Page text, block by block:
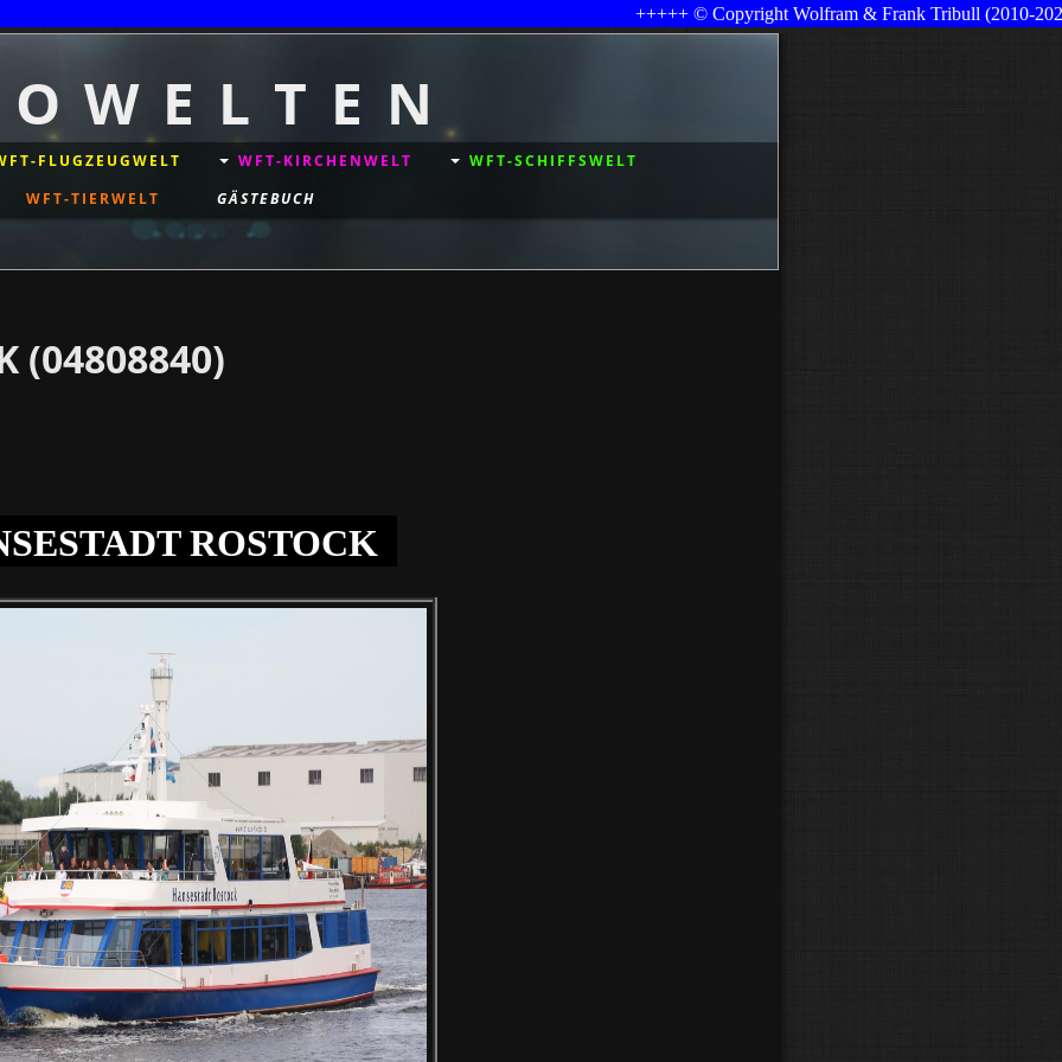
+++++ © Copyright Wolfram & Frank Tribull (2010-2026)
W E L T E N
FLUGZEUGWELT WFT-KIRCHENWELT
WFT-SCHIFFSWELT
WFT-TIERWELT
GÄSTEBUCH
(04808840)
ROSTOCK